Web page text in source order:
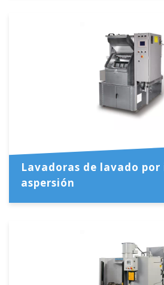
Lavadoras de lavado
aspersión